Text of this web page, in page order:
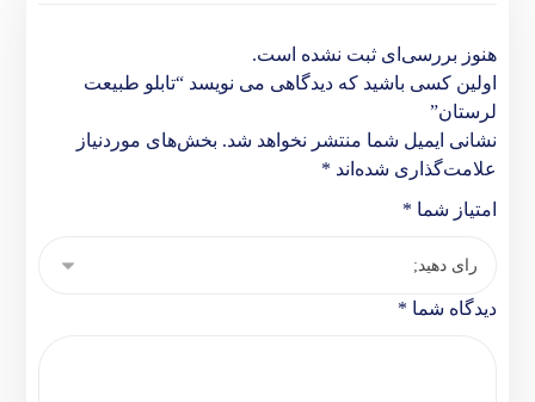
هنوز بررسی‌ای ثبت نشده است.
اولین کسی باشید که دیدگاهی می نویسد “تابلو طبیعت
لرستان”
نشانی ایمیل شما منتشر نخواهد شد. بخش‌های موردنیاز
علامت‌گذاری شده‌اند *
امتیاز شما *
دیدگاه شما *